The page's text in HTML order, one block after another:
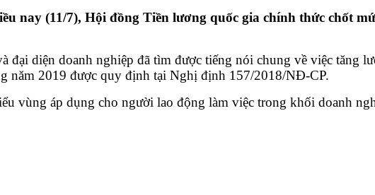
nay (11/7), Hội đồng Tiền lương quốc gia chính thức chốt
đại diện doanh nghiệp đã tìm được tiếng nói chung về việc tăng
năm 2019 được quy định tại Nghị định 157/2018/NĐ-CP.
vùng áp dụng cho người lao động làm việc trong khối doanh